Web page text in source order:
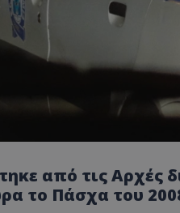
από τις Αρχές
το Πάσχα του